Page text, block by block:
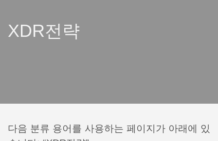
XDR전략
다음 분류 용어를 사용하는 페이지가 아래에 있